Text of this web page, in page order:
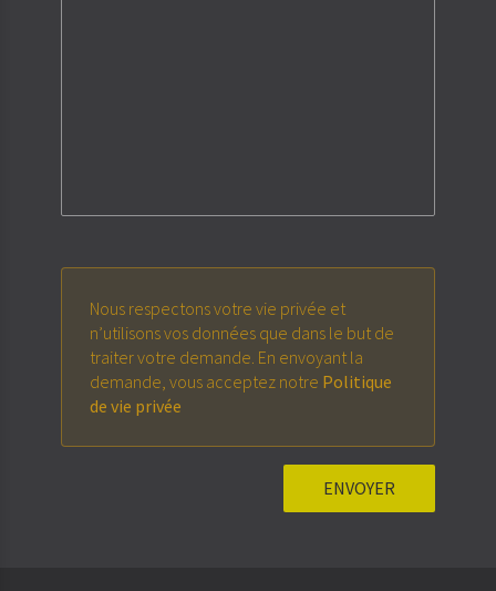
Nous respectons votre vie privée et
n’utilisons vos données que dans le but de
traiter votre demande. En envoyant la
demande, vous acceptez notre Politique
de vie privée